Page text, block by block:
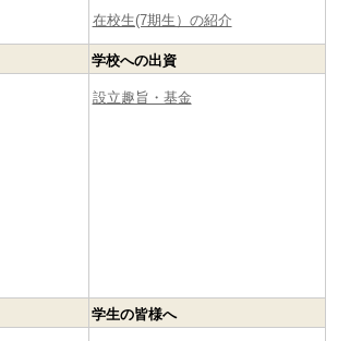
在校生(7期生）の紹介
学校への出資
設立趣旨・基金
学生の皆様へ